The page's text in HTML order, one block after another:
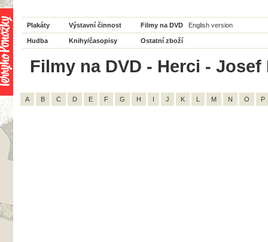
Plakáty Výstavní činnost Filmy na DVD English version
Hudba Knihy/časopisy Ostatní zboží
Filmy na DVD - Herci -
A B C D E F G H I J K L M N O P